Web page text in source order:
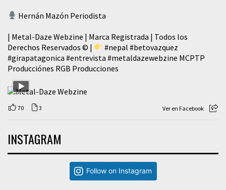
Hernán Mazón Periodista
| Metal-Daze Webzine | Marca Registrada | Todos los
Derechos Reservados © |
#nepal #betovazquez
#girapatagonica #entrevista #metaldazewebzine MCPTP
Producciónes RGB Producciones
70 3 Ver en Facebook
INSTAGRAM
Follow on Instagram